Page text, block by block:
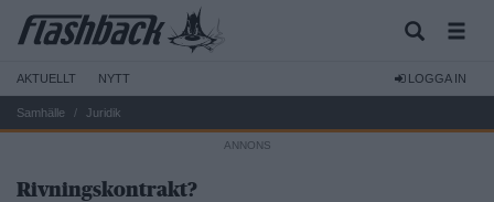
AKTUELLT NYTT LOGGA IN
Samhälle Juridik
Rivningskontrakt?